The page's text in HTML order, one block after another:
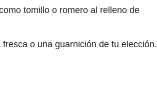
tomillo o romero al relleno de
o una guarnición de tu elección.